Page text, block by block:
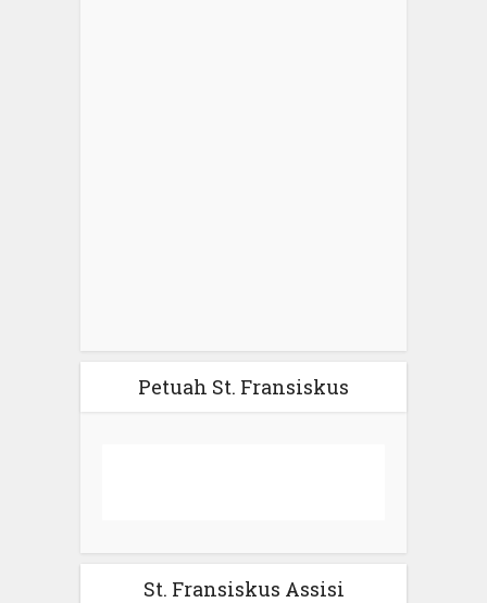
Petuah St. Fransiskus
St. Fransiskus Assisi